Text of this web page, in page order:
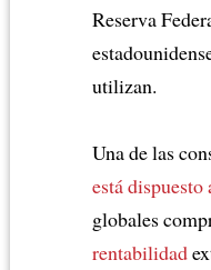
Reserva
utilizan.
Una de las
está dispuesto
globales
rentabilidad